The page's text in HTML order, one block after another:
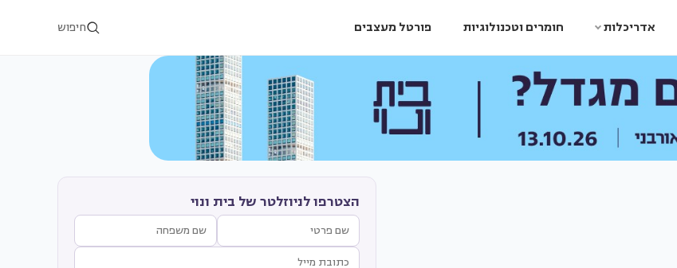
אדריכלות חומרים וטכנולוגיות פורטל מעצבים חיפוש
הצטרפו לניוזלטר של בית ונוי